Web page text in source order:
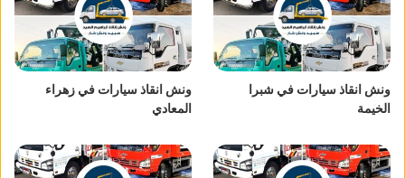
ونش انقاذ سيارات في شبرا
الخيمة
ونش انقاذ سيارات في زهراء
المعادي